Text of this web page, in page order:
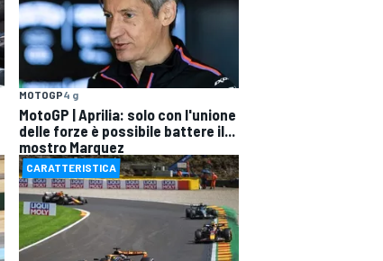
MOTOGP4 g
MotoGP | Aprilia: solo con l'unione
delle forze è possibile battere il...
mostro Marquez
CARATTERISTICA